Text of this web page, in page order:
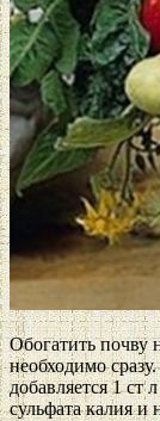
Обогатить почву
необходимо
добавляется 1 ст
сульфата калия и